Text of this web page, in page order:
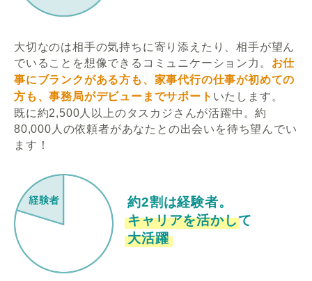
大切なのは相手の気持ちに寄り添えたり、相手が望ん
でいることを想像できるコミュニケーション力。 お仕
事にブランクがある方も、家事代行の仕事が初めての
方も、事務局がデビューまでサポート いたします。
既に約2,500人以上のタスカジさんが活躍中。約
80,000人の依頼者があなたとの出会いを待ち望んでい
ます！
約2割は経験者。
キャリアを活かして
大活躍